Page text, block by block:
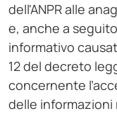
dell'ANPR alle
e, anche a
informativo
12 del decreto
concernente
delle informazioni